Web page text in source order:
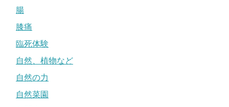
腸
膝痛
臨死体験
自然、植物など
自然の力
自然菜園